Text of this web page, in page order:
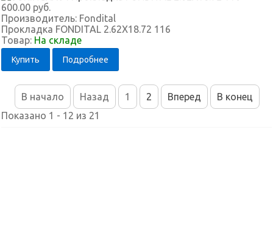
600.00 руб.
Производитель: Fondital
Прокладка FONDITAL 2.62X18.72 116
Товар: На складе
Купить Подробнее
В начало Назад 1 2 Вперед
В конец
Показано 1 - 12 из 21